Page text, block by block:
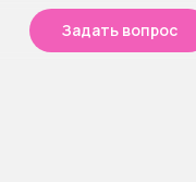
Задать вопрос